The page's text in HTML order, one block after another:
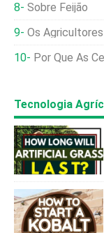
Sobre Feijão
Os Agricultores
Por Que As Cebolas
Tecnologia